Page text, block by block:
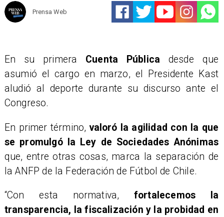
Prensa Web
En su primera Cuenta Pública desde que
asumió el cargo en marzo, el Presidente Kast
aludió al deporte durante su discurso ante el
Congreso.
En primer término,valoró la agilidad con la que
se promulgó la Ley de Sociedades Anónimas
que, entre otras cosas, marca la separación de
la ANFP de la Federación de Fútbol de Chile.
“Con esta normativa, fortalecemos la
transparencia, la fiscalización y la probidad en